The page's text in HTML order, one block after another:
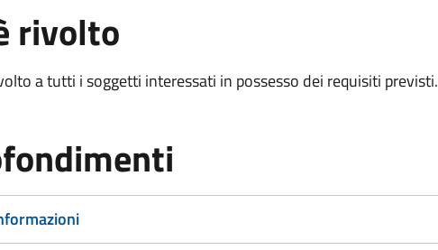
rivolto
a tutti i soggetti interessati in possesso dei requisiti previsti.